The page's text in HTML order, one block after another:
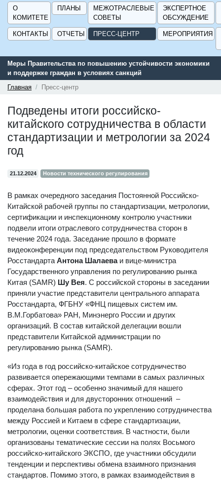
О
КОМИТЕТЕ
ПЛАНЫ
МЕЖОТРАСЛЕВЫЕ
СОВЕТЫ
ЭКСПЕРТНОЕ
ОБСУЖДЕНИЕ
КОНТАКТЫ ОТЧЕТЫ ПРЕСС-ЦЕНТР МЕРОПРИЯТИЯ
Меры Правительства по повышению устойчивости экономики
и поддержке граждан в условиях санкций
Главная
Пресс-центр
Подведены итоги российско-
китайского сотрудничества в области
стандартизации и метрологии за 2024
год
21.12.2024 Новости технического регулирования
В рамках очередного заседания Постоянной Российско-
Китайской рабочей группы по стандартизации, метрологии,
сертификации и инспекционному контролю участники
подвели итоги отраслевого сотрудничества сторон в
течение 2024 года. Заседание прошло в формате
видеоконференции под председательством Руководителя
Росстандарта Антона Шалаеваи вице-министра
Государственного управления по регулированию рынка
Китая (SAMR) Шу Вея. С российской стороны в заседании
приняли участие представители центрального аппарата
Росстандарта, ФГБНУ «ФНЦ пищевых систем им.
В.М.Горбатова» РАН, Минэнерго России и других
организаций. В состав китайской делегации вошли
представители Китайской администрации по
регулированию рынка (SAMR).
«Из года в год российско-китайское сотрудничество
развивается опережающими темпами в самых различных
сферах. Этот год – особенно значимый для нашего
взаимодействия и для двусторонних отношений –
проделана большая работа по укреплению сотрудничества
между Россией и Китаем в сфере стандартизации,
метрологии, оценки соответствия. В частности, были
организованы тематические сессии на полях Восьмого
российско-китайского ЭКСПО, где участники обсудили
тенденции и перспективы обмена взаимного признания
стандартов. Помимо этого, в рамках взаимодействия в